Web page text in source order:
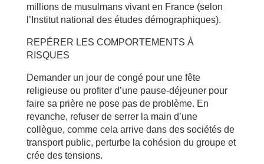
millions de musulmans vivant en France (selon
l’Institut national des études démographiques).
REPÉRER LES COMPORTEMENTS À
RISQUES
Demander un jour de congé pour une fête
religieuse ou profiter d’une pause-déjeuner pour
faire sa prière ne pose pas de problème. En
revanche, refuser de serrer la main d’une
collègue, comme cela arrive dans des sociétés de
transport public, perturbe la cohésion du groupe et
crée des tensions.